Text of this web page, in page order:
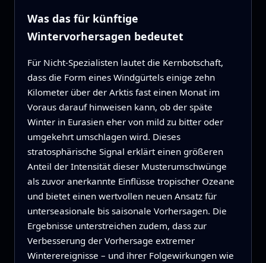
Was das für künftige
Wintervorhersagen bedeutet
Für Nicht-Spezialisten lautet die Kernbotschaft,
dass die Form eines Windgürtels einige zehn
Kilometer über der Arktis fast einen Monat im
Voraus darauf hinweisen kann, ob der späte
Winter in Eurasien eher von mild zu bitter oder
umgekehrt umschlagen wird. Dieses
stratosphärische Signal erklärt einen größeren
Anteil der Intensität dieser Musterumschwünge
als zuvor anerkannte Einflüsse tropischer Ozeane
und bietet einen wertvollen neuen Ansatz für
unterseasionale bis saisonale Vorhersagen. Die
Ergebnisse unterstreichen zudem, dass zur
Verbesserung der Vorhersage extremer
Winterereignisse – und ihrer Folgewirkungen wie